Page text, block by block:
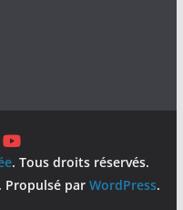
. Tous droits réservés.
Propulsé parWordPress.